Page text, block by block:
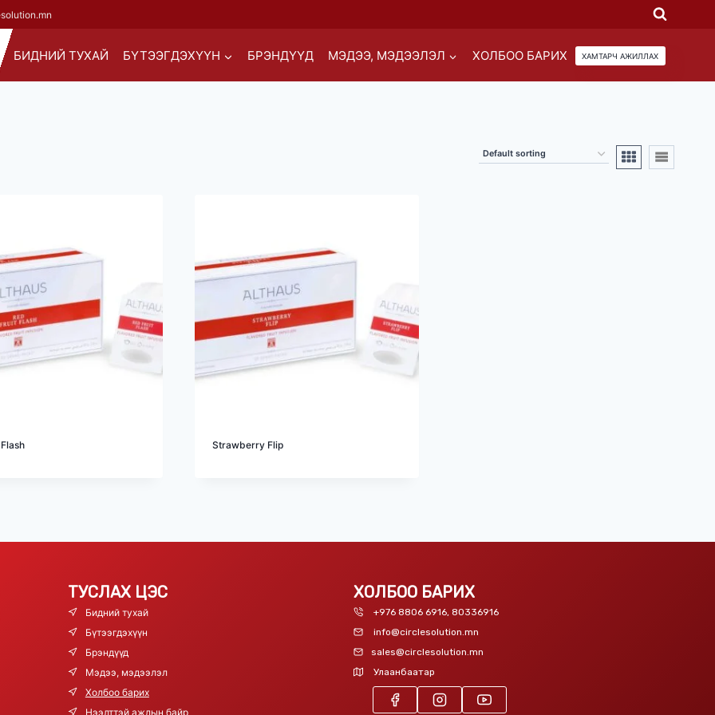
БИДНИЙ ТУХАЙ БҮТЭЭГДЭХҮҮН БРЭНДҮҮД МЭДЭЭ, МЭДЭЭЛЭЛ ХОЛБОО БАРИХ ХАМТАРЧ АЖИЛЛАХ
Strawberry Flip
ТУСЛАХ ЦЭС
Бидний тухай
Бүтээгдэхүүн
Брэндүүд
Мэдээ, мэдээлэл
Холбоо барих
Нээлттэй ажлын байр
ХОЛБОО БАРИХ
+976 8806 6916, 80336916
info@circlesolution.mn
sales@circlesolution.mn
Улаанбаатар